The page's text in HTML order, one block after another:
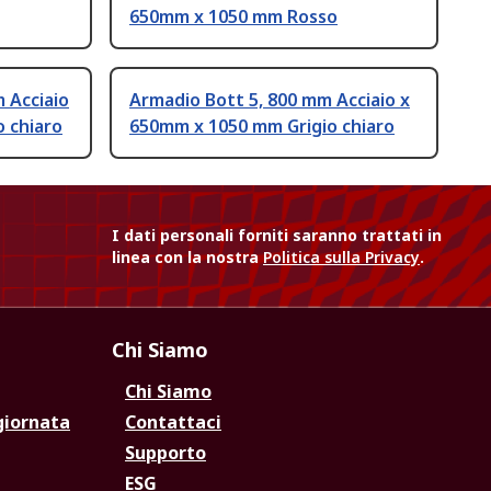
650mm x 1050 mm Rosso
Acciaio
chiaro
Armadio Bott 5, 800 mm Acciaio x
650mm x 1050 mm Grigio chiaro
I dati personali forniti saranno trattati in
linea con la nostraPolitica sulla Privacy.
Chi Siamo
Chi Siamo
Contattaci
Supporto
ESG